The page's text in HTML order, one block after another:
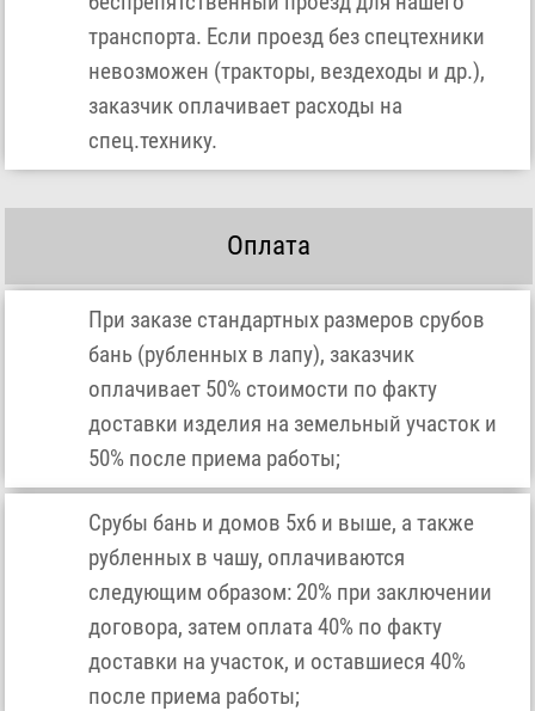
транспорта. Если проезд без спецтехники
невозможен (тракторы, вездеходы и др.),
заказчик оплачивает расходы на
спец.технику.
Оплата
При заказе стандартных размеров срубов
бань (рубленных в лапу), заказчик
оплачивает 50% стоимости по факту
доставки изделия на земельный участок и
50% после приема работы;
Срубы бань и домов 5х6 и выше, а также
рубленных в чашу, оплачиваются
следующим образом: 20% при заключении
договора, затем оплата 40% по факту
доставки на участок, и оставшиеся 40%
после приема работы;